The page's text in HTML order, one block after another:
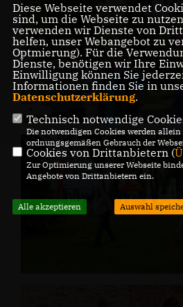
Diese Webseite verwendet
sind, um die Webseite zu
verwenden wir Dienste von
helfen, unser Webangebot zu
Optmierung). Für die
Dienste, benötigen wir Ihre
Einwilligung können Sie
Informationen finden Sie in
Datenschutzerklärung.
Technisch notwendige
Die notwendigen Cookies werden allein
ordnungsgemäßen Gebrauch der
Cookies von Drittanbietern (
Zur Optimierung unserer Webseite
Angebote von Drittanbietern ein.
Alle akzeptieren Auswahl